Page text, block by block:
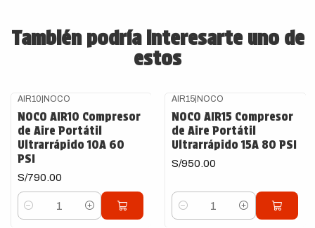
También podría interesarte uno de
estos
AIR10|NOCO
NOCO AIR10 Compresor
de Aire Portátil
Ultrarrápido 10A 60
PSI
S/790.00
Cantidad
AIR15|NOCO
NOCO AIR15 Compresor
de Aire Portátil
Ultrarrápido 15A 80 PSI
S/950.00
Cantidad